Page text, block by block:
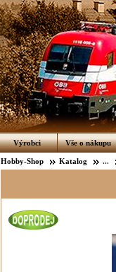
Výrobci Vše o nákupu
Hobby-Shop Katalog ...